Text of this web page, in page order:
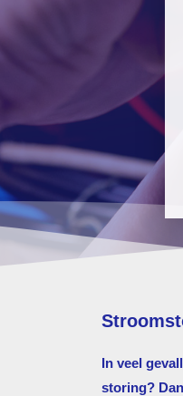
In veel
storing?